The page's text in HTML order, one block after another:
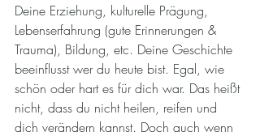
Deine Erziehung, kulturelle Prägung,
Lebenserfahrung (gute Erinnerungen &
Trauma), Bildung, etc. Deine Geschichte
beeinflusst wer du heute bist. Egal, wie
schön oder hart es für dich war. Das heißt
nicht, dass du nicht heilen, reifen und
dich verändern kannst. Doch auch wenn